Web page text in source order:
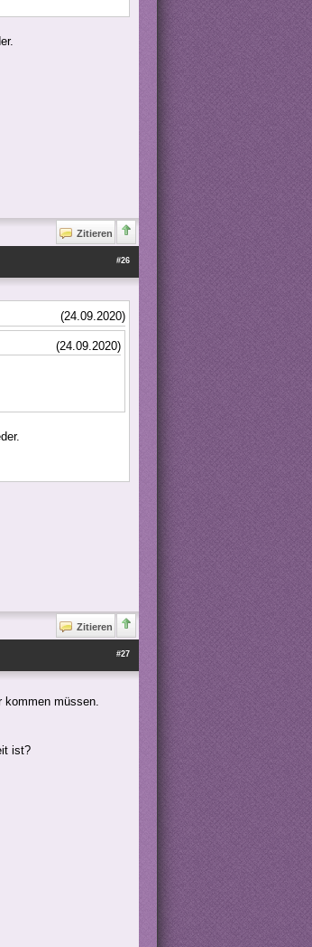
Zitieren
#26
(24.09.2020)
(24.09.2020)
Zitieren
#27
kommen müssen.
ist?